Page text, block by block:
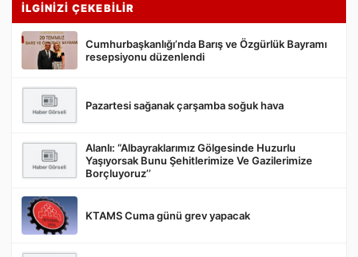
Gönder
İLGİNİZİ ÇEKEBİLİR
Cumhurbaşkanlığı’nda Barış ve Özgürlük Bayramı
resepsiyonu düzenlendi
Pazartesi sağanak çarşamba soğuk hava
Alanlı: “Albayraklarımız Gölgesinde Huzurlu
Yaşıyorsak Bunu Şehitlerimize Ve Gazilerimize
Borçluyoruz’’
KTAMS Cuma günü grev yapacak